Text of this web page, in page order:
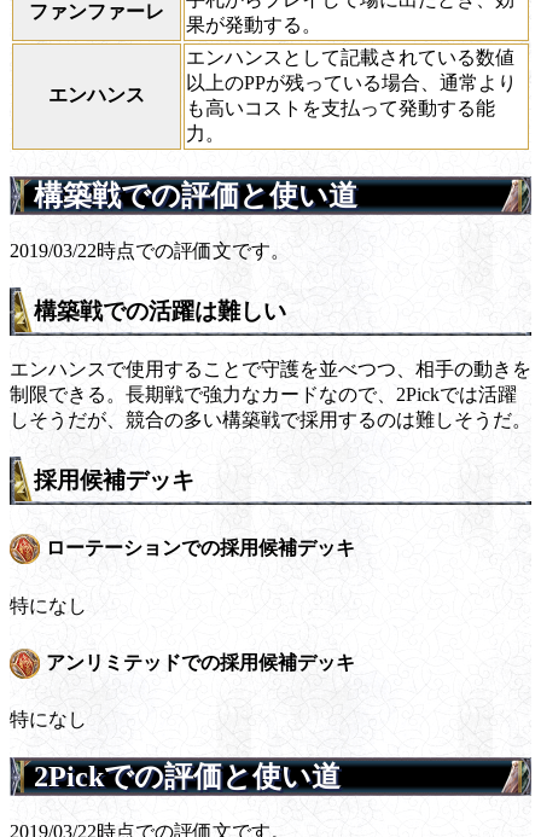
ファンファーレ
果が発動する。
エンハンス
エンハンスとして記載されている数値
以上のPPが残っている場合、通常より
も高いコストを支払って発動する能
力。
構築戦での評価と使い道
2019/03/22時点での評価文です。
構築戦での活躍は難しい
エンハンスで使用することで守護を並べつつ、相手の動きを
制限できる。長期戦で強力なカードなので、2Pickでは活躍
しそうだが、競合の多い構築戦で採用するのは難しそうだ。
採用候補デッキ
ローテーションでの採用候補デッキ
特になし
アンリミテッドでの採用候補デッキ
特になし
2Pickでの評価と使い道
2019/03/22時点での評価文です。